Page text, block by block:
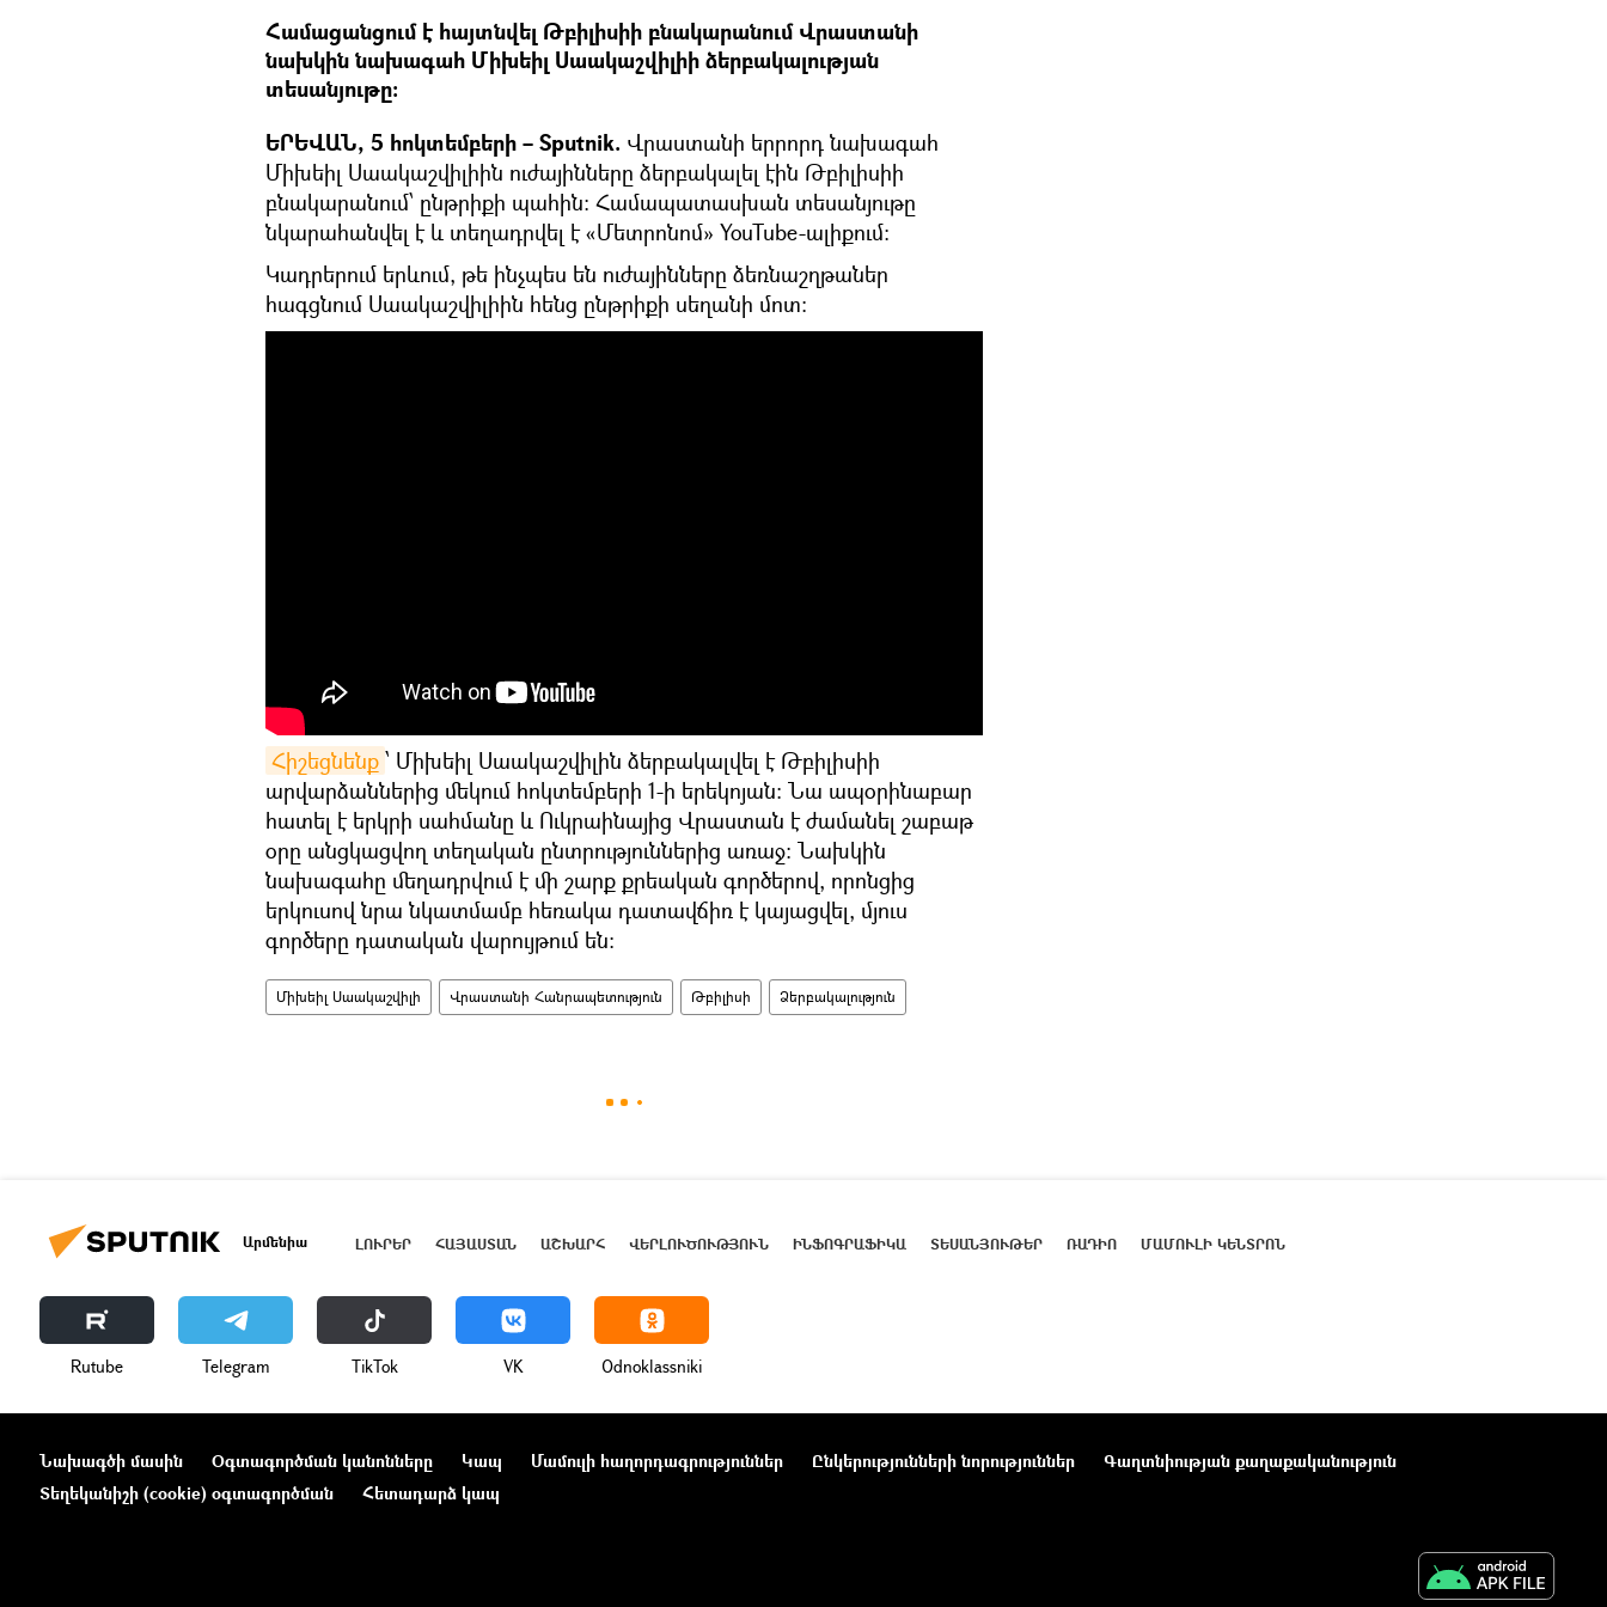
Համացանցում է հայտնվել Թբիլիսիի բնակարանում Վրաստանի
նախկին նախագահ Միխեիլ Սաակաշվիլիի ձերբակալության
տեսանյութը։
ԵՐԵՎԱՆ, 5 հոկտեմբերի – Sputnik. Վրաստանի երրորդ նախագահ
Միխեիլ Սաակաշվիլիին ուժայինները ձերբակալել էին Թբիլիսիի
բնակարանում՝ ընթրիքի պահին։ Համապատասխան տեսանյութը
նկարահանվել է և տեղադրվել է «Մետրոնոմ» YouTube-ալիքում։
Կադրերում երևում, թե ինչպես են ուժայինները ձեռնաշղթաներ
հագցնում Սաակաշվիլիին հենց ընթրիքի սեղանի մոտ։
Հիշեցնենք ՝ Միխեիլ Սաակաշվիլին ձերբակալվել է Թբիլիսիի
արվարձաններից մեկում հոկտեմբերի 1-ի երեկոյան։ Նա ապօրինաբար
հատել է երկրի սահմանը և Ուկրաինայից Վրաստան է ժամանել շաբաթ
օրը անցկացվող տեղական ընտրություններից առաջ։ Նախկին
նախագահը մեղադրվում է մի շարք քրեական գործերով, որոնցից
երկուսով նրա նկատմամբ հեռակա դատավճիռ է կայացվել, մյուս
գործերը դատական վարույթում են։
Միխեիլ Սաակաշվիլի Վրաստանի Հանրապետություն Թբիլիսի Ձերբակալություն
Արմենիա ԼՈՒՐԵՐ ՀԱՅԱՍՏԱՆ ԱՇԽԱՐՀ ՎԵՐԼՈՒԾՈՒԹՅՈՒՆ ԻՆՖՈԳՐԱՖԻԿԱ ՏԵՍԱՆՅՈՒԹԵՐ ՌԱԴԻՈ ՄԱՄՈՒԼԻ ԿԵՆՏՐՈՆ
Rutube Telegram ТikТоk VK Odnoklassniki
Նախագծի մասին Օգտագործման կանոնները Կապ Մամուլի հաղորդագրություններ Ընկերությունների նորություններ
Գաղտնիության քաղաքականություն
Տեղեկանիշի (cookie) օգտագործման
Հետադարձ կապ